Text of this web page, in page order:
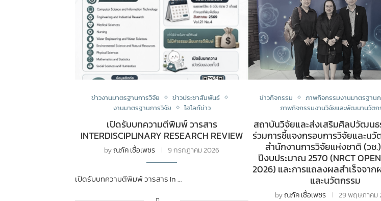
ข่าวงานมาตรฐานการวิจัย
ข่าวประชาสัมพันธ์
งานมาตรฐานการวิจัย
ไฮไลท์ข่าว
เปิดรับบทความตีพิมพ์ วารสาร
INTERDISCIPLINARY RESEARCH REVIEW
byณภัค เชื้อเพชร 9 กรกฎาคม 2026
เปิดรับบทความตีพิมพ์ วารสาร In …
ข่าวกิจกรรม
ภาพกิจกรรมงานมาตรฐาน
ภาพกิจกรรมงานวิจัยและพัฒนานวัตก
สถาบันวิจัยและส่งเสริมศิลปวัฒนธ
ร่วมการชี้แจงกรอบการวิจัยและน
สำนักงานการวิจัยแห่งชาติ (วช
ปีงบประมาณ 2570 (NRCT
2026) และการแถลงผลสำเร็จจา
และนวัตกรรม
byณภัค เชื้อเพชร 29 พฤษภาคม